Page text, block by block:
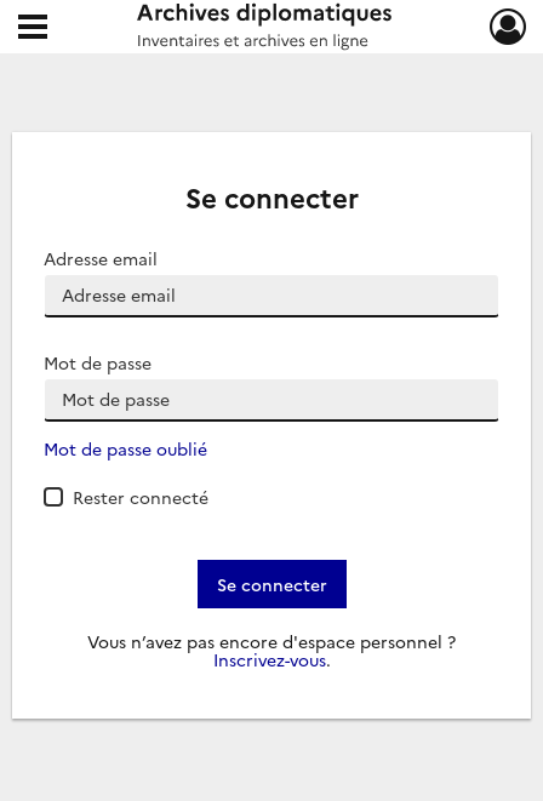
Archives diplomatiques
Ouvrir le menu déroulant
Se connecter
Adresse email
Mot de passe
Mot de passe oublié
Rester connecté
Se connecter
Vous n’avez pas encore d'espace personnel ?
Inscrivez-vous.